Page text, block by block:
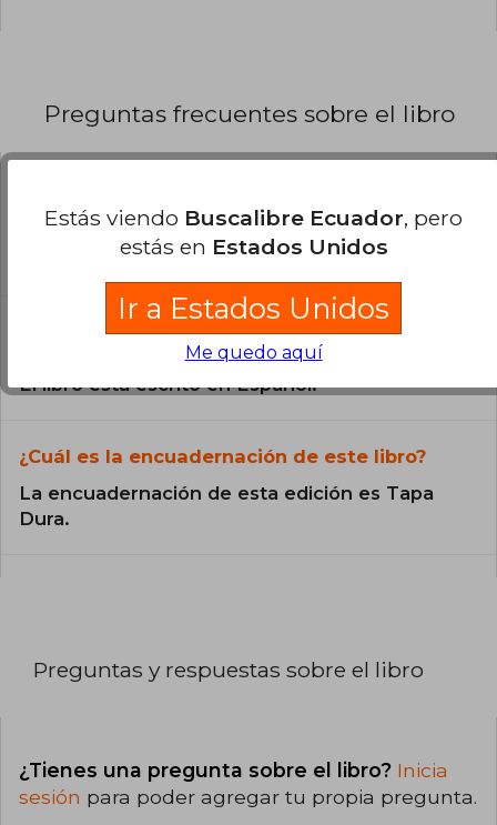
Preguntas frecuentes sobre el libro
Todos los libros de nuestro
catálogo son Originales.
¿En qué Idioma está escrito el
El libro está escrito en Español.
¿Cuál es la encuadernación de este libro?
La encuadernación de esta edición es Tapa
Dura.
Preguntas y respuestas sobre el libro
¿Tienes una pregunta sobre el libro? Inicia
sesión para poder agregar tu propia pregunta.
Estás viendo Buscalibre Ecuador, pero
estás en Estados Unidos
Ir a Estados Unidos
Me quedo aquí